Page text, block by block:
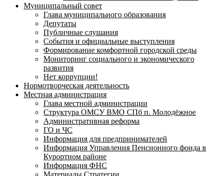
Муниципальный совет
Глава муниципального образования
Депутаты
Публичные слушания
События и официальные выступления
Формирование комфортной городской среды
Мониторинг социального и экономического
развития
Нет коррупции!
Нормотворческая деятельность
Местная администрация
Глава местной администрации
Структура ОМСУ ВМО СПб п. Молодёжное
Административная реформа
ГО и ЧС
Информация для предпринимателей
Информация Управления Пенсионного фонда в
Курортном районе
Информация ФНС
Материалы Стратегии